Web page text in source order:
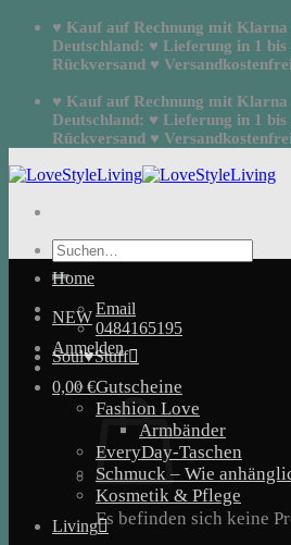
Zum
springen
♥ Kauf auf Rechnung mit
Deutschland: ♥ Lieferung in 1
Rückversand ♥
♥ Kauf auf Rechnung mit
Deutschland: ♥ Lieferung in 1
Rückversand ♥
Suchen
nach:
Email
0484165195
Anmelden
0,00€
Es befinden sich keine
Home
NEW
Soul♥Stuff
Gutscheine
Fashion Love
Armbänder
EveryDay-Taschen
Schmuck – Wie
Kosmetik & Pflege
Living